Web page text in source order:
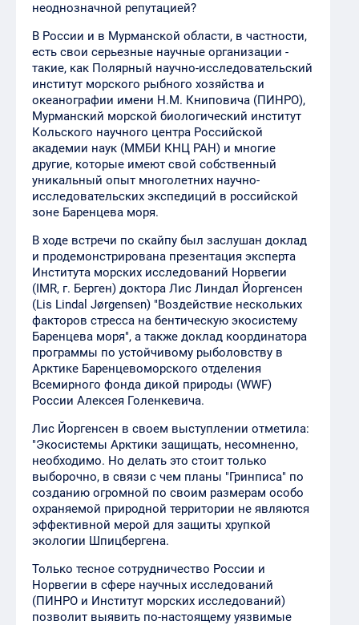
неоднозначной репутацией?
В России и в Мурманской области, в частности,
есть свои серьезные научные организации -
такие, как Полярный научно-исследовательский
институт морского рыбного хозяйства и
океанографии имени Н.М. Книповича (ПИНРО),
Мурманский морской биологический институт
Кольского научного центра Российской
академии наук (ММБИ КНЦ РАН) и многие
другие, которые имеют свой собственный
уникальный опыт многолетних научно-
исследовательских экспедиций в российской
зоне Баренцева моря.
В ходе встречи по скайпу был заслушан доклад
и продемонстрирована презентация эксперта
Института морских исследований Норвегии
(IMR, г. Берген) доктора Лис Линдал Йоргенсен
(Lis Lindal Jørgensen) "Воздействие нескольких
факторов стресса на бентическую экосистему
Баренцева моря", а также доклад координатора
программы по устойчивому рыболовству в
Арктике Баренцевоморского отделения
Всемирного фонда дикой природы (WWF)
России Алексея Голенкевича.
Лис Йоргенсен в своем выступлении отметила:
"Экосистемы Арктики защищать, несомненно,
необходимо. Но делать это стоит только
выборочно, в связи с чем планы "Гринписа" по
созданию огромной по своим размерам особо
охраняемой природной территории не являются
эффективной мерой для защиты хрупкой
экологии Шпицбергена.
Только тесное сотрудничество России и
Норвегии в сфере научных исследований
(ПИНРО и Институт морских исследований)
позволит выявить по-настоящему уязвимые